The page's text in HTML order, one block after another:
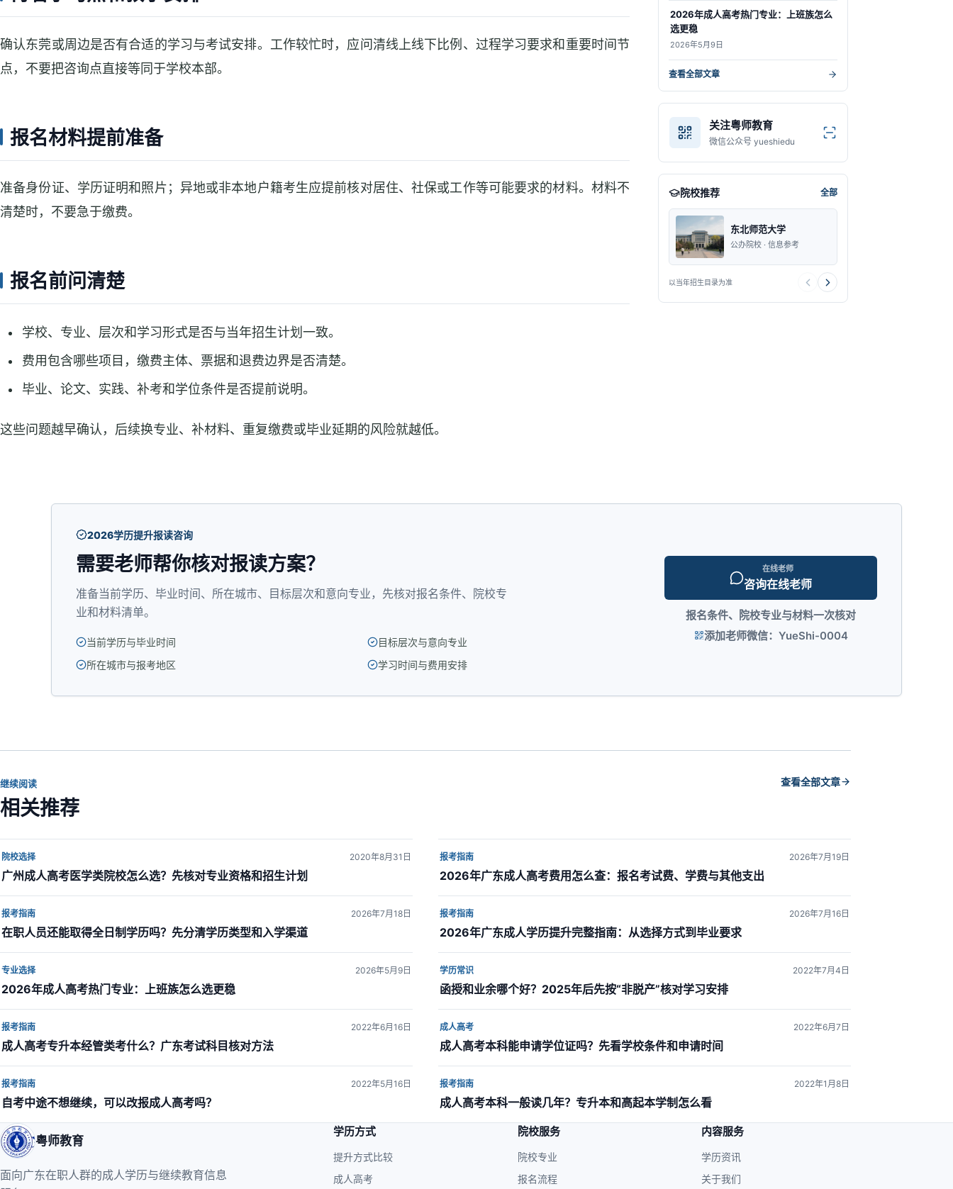
确认东莞或周边是否有合适的学习与考试安排。工作较忙时，应问清线上线下比例、过程学习要求和重要时间节
点，不要把咨询点直接等同于学校本部。
报名材料提前准备
准备身份证、学历证明和照片；异地或非本地户籍考生应提前核对居住、社保或工作等可能要求的材料。材料不
清楚时，不要急于缴费。
报名前问清楚
学校、专业、层次和学习形式是否与当年招生计划一致。
费用包含哪些项目，缴费主体、票据和退费边界是否清楚。
毕业、论文、实践、补考和学位条件是否提前说明。
这些问题越早确认，后续换专业、补材料、重复缴费或毕业延期的风险就越低。
2026年成人高考热门专业：上班族怎么
选更稳
2026年5月9日
查看全部文章
关注粤师教育
微信公众号 yueshiedu
院校推荐 全部
东北师范大学
公办院校 · 信息参考
以当年招生目录为准
2026学历提升报读咨询
需要老师帮你核对报读方案？
准备当前学历、毕业时间、所在城市、目标层次和意向专业，先核对报名条件、院校专
业和材料清单。
当前学历与毕业时间
目标层次与意向专业
所在城市与报考地区
学习时间与费用安排
在线老师
咨询在线老师
报名条件、院校专业与材料一次核对
添加老师微信：YueShi-0004
继续阅读
相关推荐
查看全部文章
院校选择
广州成人高考医学类院校怎么选？先核对专业资格和招生计划
2020年8月31日 报考指南
2026年广东成人高考费用怎么查：报名考试费、学费与其他支出
2026年7月19日
报考指南
在职人员还能取得全日制学历吗？先分清学历类型和入学渠道
2026年7月18日 报考指南
2026年广东成人学历提升完整指南：从选择方式到毕业要求
2026年7月16日
专业选择
2026年成人高考热门专业：上班族怎么选更稳
2026年5月9日 学历常识
函授和业余哪个好？2025年后先按“非脱产”核对学习安排
2022年7月4日
报考指南
成人高考专升本经管类考什么？广东考试科目核对方法
2022年6月16日 成人高考
成人高考本科能申请学位证吗？先看学校条件和申请时间
2022年6月7日
报考指南
自考中途不想继续，可以改报成人高考吗？
2022年5月16日 报考指南
成人高考本科一般读几年？专升本和高起本学制怎么看
2022年1月8日
粤师教育
面向广东在职人群的成人学历与继续教育信息
学历方式
提升方式比较
成人高考
院校服务
院校专业
报名流程
内容服务
学历资讯
关于我们